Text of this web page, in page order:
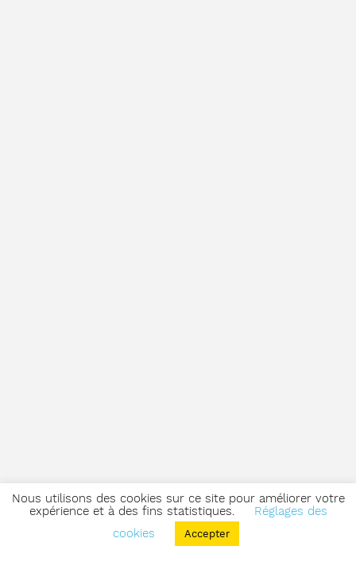
Nous utilisons des cookies sur ce site pour améliorer votre
expérience et à des fins statistiques.
Réglages des
cookies
Accepter